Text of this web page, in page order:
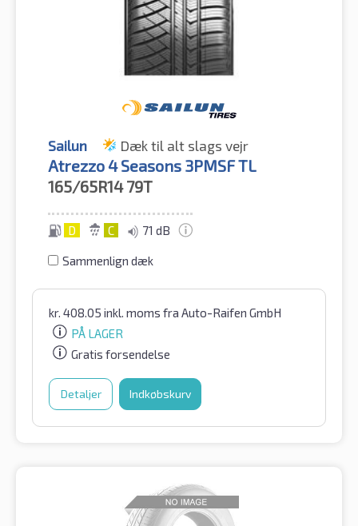
Sailun Dæk til alt slags vejr
Atrezzo 4 Seasons 3PMSF TL
165/65R14 79T
D C 71 dB
Sammenlign dæk
kr. 408.05 inkl. moms fra Auto-Raifen GmbH
PÅ LAGER
Gratis forsendelse
Detaljer Indkøbskurv